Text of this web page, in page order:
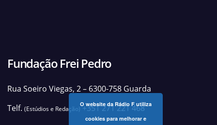
Fundação Frei Pedro
Rua Soeiro Viegas, 2 – 6300-758 Guarda
Telf. (Estúdios e Redação)+351 271 221 468
O website da Rádio F utiliza
cookies para melhorar e